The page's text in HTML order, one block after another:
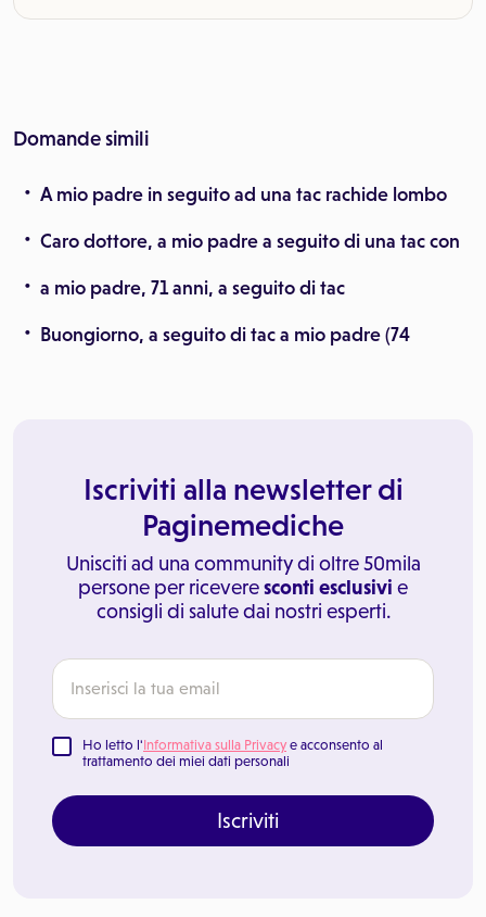
Domande simili
A mio padre in seguito ad una tac rachide lombo
Caro dottore, a mio padre a seguito di una tac con
a mio padre, 71 anni, a seguito di tac
Buongiorno, a seguito di tac a mio padre (74
Iscriviti alla newsletter di
Paginemediche
Unisciti ad una community di oltre 50mila
persone per riceveresconti esclusivi e
consigli di salute dai nostri esperti.
Ho letto l'Informativa sulla Privacy e acconsento al
trattamento dei miei dati personali
Iscriviti